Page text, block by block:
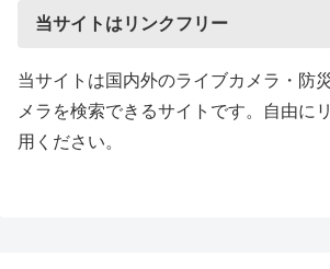
当サイトはリンクフリー
当サイトは国内外のライブカメラ・防
メラを検索できるサイトです。自由に
用ください。